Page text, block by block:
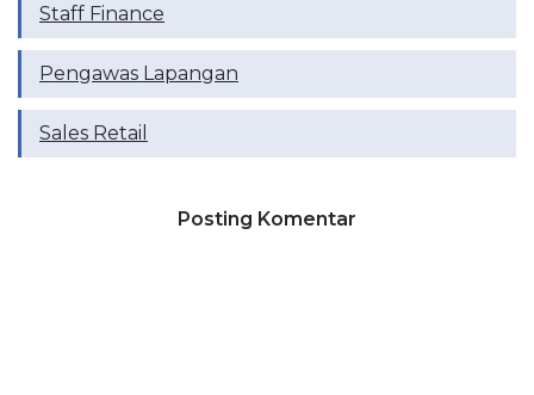
Staff Finance
Pengawas Lapangan
Sales Retail
Posting Komentar